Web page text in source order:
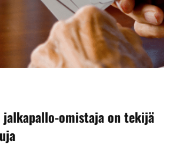
jalkapallo-omistaja on tekijä